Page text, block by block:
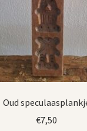
Oud
€7,50